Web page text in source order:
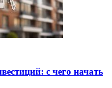
с чего начать